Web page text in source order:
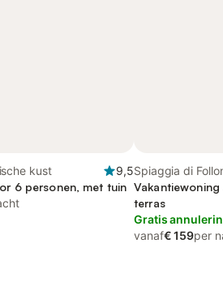
kust
9,5
6 personen, met tuin
Spiaggia di
Follonica
terras
Gratis
vanaf€ 159per